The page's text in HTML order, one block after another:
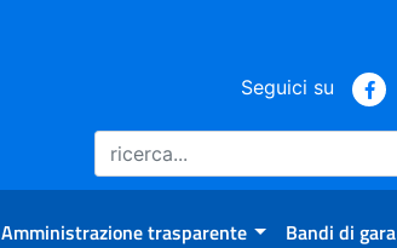
Seguici su
Amministrazione trasparente Bandi di gara